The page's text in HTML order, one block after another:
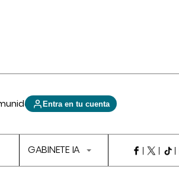
Entra en tu cuenta
GABINETE IA